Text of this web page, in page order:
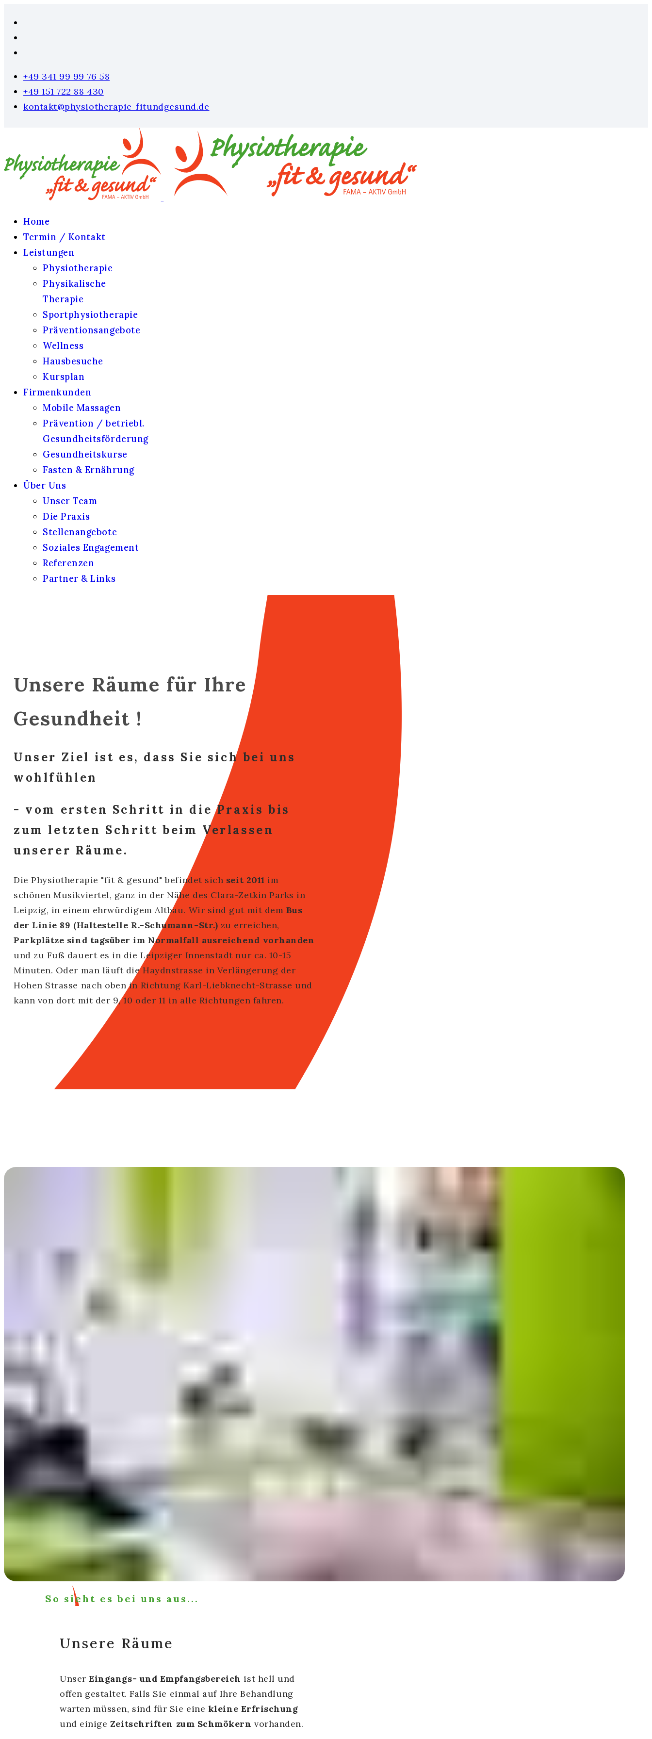
+49 341 99 99 76 58
+49 151 722 88 430
kontakt@physiotherapie-fitundgesund.de
Home
Termin / Kontakt
Leistungen
Physiotherapie
Physikalische
Therapie
Sportphysiotherapie
Präventionsangebote
Wellness
Hausbesuche
Kursplan
Firmenkunden
Mobile Massagen
Prävention / betriebl.
Gesundheitsförderung
Gesundheitskurse
Fasten & Ernährung
Über Uns
Unser Team
Die Praxis
Stellenangebote
Soziales Engagement
Referenzen
Partner & Links
Unsere Räume für Ihre
Gesundheit !
Unser Ziel ist es, dass Sie sich bei uns
wohlfühlen
- vom ersten Schritt in die Praxis bis
zum letzten Schritt beim Verlassen
unserer Räume.
Die Physiotherapie "fit & gesund" befindet sich seit 2011 im
schönen Musikviertel, ganz in der Nähe des Clara-Zetkin Parks in
Leipzig, in einem ehrwürdigem Altbau. Wir sind gut mit dem Bus
der Linie 89 (Haltestelle R.-Schumann-Str.) zu erreichen,
Parkplätze sind tagsüber im Normalfall ausreichend vorhanden
und zu Fuß dauert es in die Leipziger Innenstadt nur ca. 10-15
Minuten. Oder man läuft die Haydnstrasse in Verlängerung der
Hohen Strasse nach oben in Richtung Karl-Liebknecht-Strasse und
kann von dort mit der 9, 10 oder 11 in alle Richtungen fahren.
So sieht es bei uns aus...
Unsere Räume
UnserEingangs- und Empfangsbereich ist hell und
offen gestaltet. Falls Sie einmal auf Ihre Behandlung
warten müssen, sind für Sie eine kleine Erfrischung
und einige Zeitschriften zum Schmökern vorhanden.